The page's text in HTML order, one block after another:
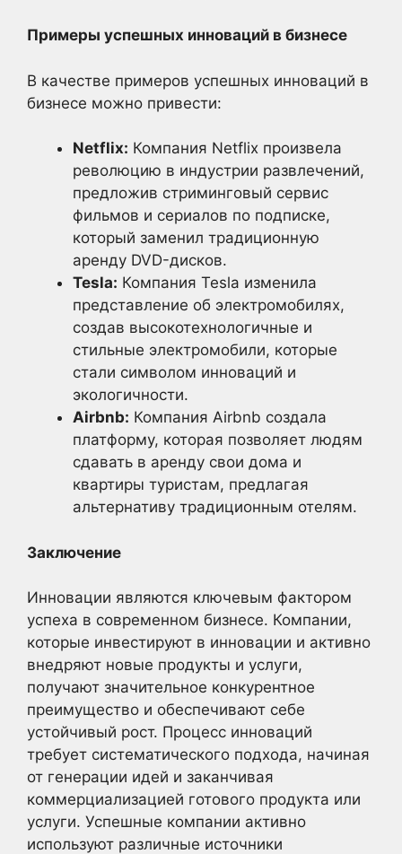
Примеры успешных инноваций в бизнесе
В качестве примеров успешных инноваций в
бизнесе можно привести:
Netflix: Компания Netflix произвела
революцию в индустрии развлечений,
предложив стриминговый сервис
фильмов и сериалов по подписке,
который заменил традиционную
аренду DVD-дисков.
Tesla: Компания Tesla изменила
представление об электромобилях,
создав высокотехнологичные и
стильные электромобили, которые
стали символом инноваций и
экологичности.
Airbnb: Компания Airbnb создала
платформу, которая позволяет людям
сдавать в аренду свои дома и
квартиры туристам, предлагая
альтернативу традиционным отелям.
Заключение
Инновации являются ключевым фактором
успеха в современном бизнесе. Компании,
которые инвестируют в инновации и активно
внедряют новые продукты и услуги,
получают значительное конкурентное
преимущество и обеспечивают себе
устойчивый рост. Процесс инноваций
требует систематического подхода, начиная
от генерации идей и заканчивая
коммерциализацией готового продукта или
услуги. Успешные компании активно
используют различные источники